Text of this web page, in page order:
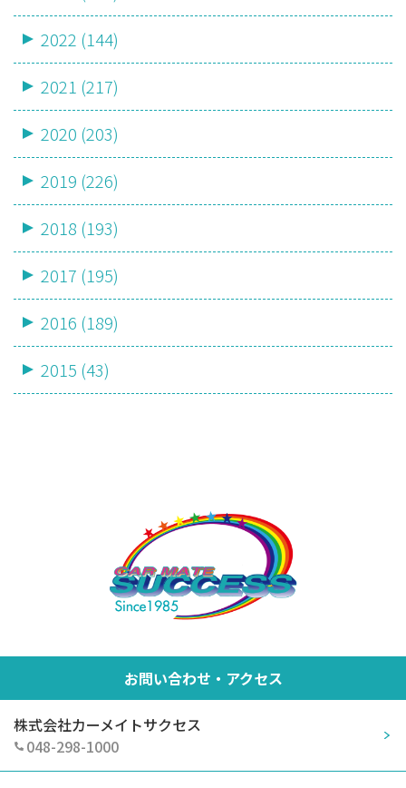
2022 (144)
2021 (217)
2020 (203)
2019 (226)
2018 (193)
2017 (195)
2016 (189)
2015 (43)
お問い合わせ・アクセス
株式会社カーメイトサクセス
048-298-1000